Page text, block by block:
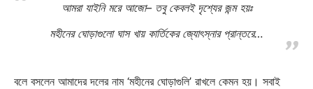
আমরা যাইনি মরে আজো– তবু কেবলই দৃশ্যের জন্ম হয়ঃ
মহীনের ঘোড়াগুলো ঘাস খায় কার্তিকের জ্যোৎস্নার প্রান্তরে…
বলে বসলেন আমাদের দলের নাম ‘মহীনের ঘোড়াগুলি’ রাখলে কেমন হয়। সবাই